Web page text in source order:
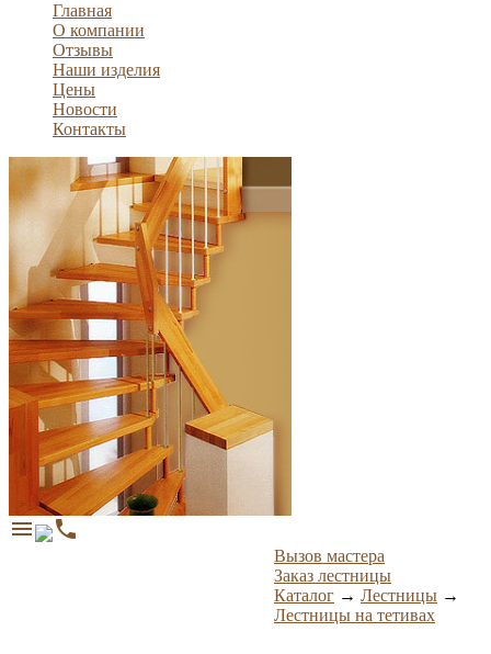
Главная
О компании
Отзывы
Наши изделия
Цены
Новости
Контакты
menu phone
Вызов мастера
Заказ лестницы
Каталог → Лестницы →
Лестницы на тетивах